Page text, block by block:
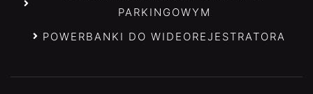
PARKINGOWYM
POWERBANKI DO WIDEOREJESTRATORA